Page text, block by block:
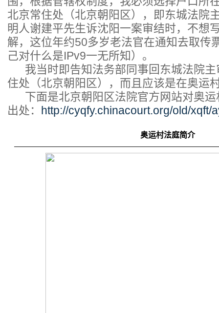
北京常住处（北京朝阳区），即东城法院
明人谢建平先生诉沈阳一案审结时，不想
解，这位年约50多岁老法官在通知去取传
己对什么是IPv9一无所知）。
我当时即告知法务部同事回东城法院主
住处（北京朝阳区），而且应该是在奥运
下面是北京朝阳区法院官方网站对奥运
出处：
http://cyqfy.chinacourt.org/old/xqft/
奥运村法庭简介